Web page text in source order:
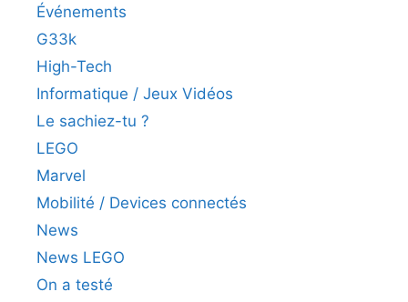
Événements
G33k
High-Tech
Informatique / Jeux Vidéos
Le sachiez-tu ?
LEGO
Marvel
Mobilité / Devices connectés
News
News LEGO
On a testé